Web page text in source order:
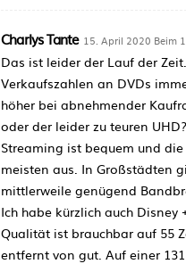
Charlys Tante 15. April 2020 Beim
Das ist leider der Lauf der
Verkaufszahlen an DVDs
höher bei abnehmender
oder der leider zu teuren UHD?
Streaming ist bequem und
meisten aus. In Großstädten
mittlerweile genügend
Ich habe kürzlich auch
Qualität ist brauchbar auf 55
entfernt von gut. Auf einer